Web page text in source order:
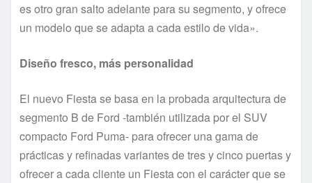
es otro gran salto adelante para su segmento, y ofrece
un modelo que se adapta a cada estilo de vida».
Diseño fresco, más personalidad
El nuevo Fiesta se basa en la probada arquitectura de
segmento B de Ford -también utilizada por el SUV
compacto Ford Puma- para ofrecer una gama de
prácticas y refinadas variantes de tres y cinco puertas y
ofrecer a cada cliente un Fiesta con el carácter que se